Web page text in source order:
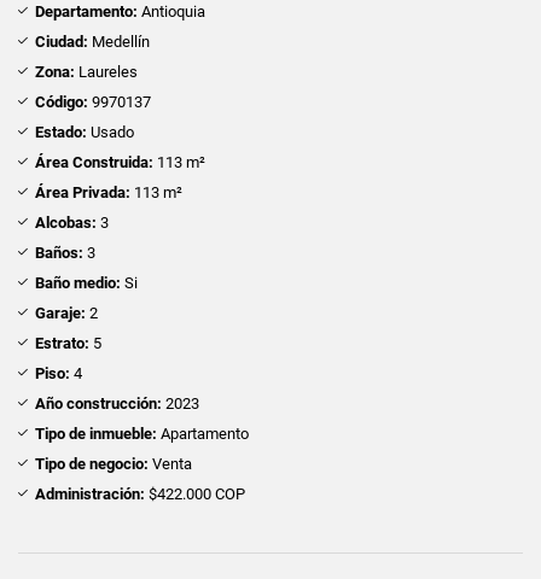
Departamento: Antioquia
Ciudad: Medellín
Zona: Laureles
Código: 9970137
Estado: Usado
Área Construida: 113 m²
Área Privada: 113 m²
Alcobas: 3
Baños: 3
Baño medio: Si
Garaje: 2
Estrato: 5
Piso: 4
Año construcción: 2023
Tipo de inmueble: Apartamento
Tipo de negocio: Venta
Administración: $422.000 COP